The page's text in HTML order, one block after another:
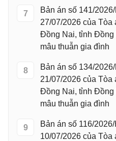
7
Bản án số 141/
27/07/2026 của Tòa
Đồng Nai, tỉnh Đồng
mâu thuẫn gia đình
8
Bản án số 134/
21/07/2026 của Tòa
Đồng Nai, tỉnh Đồng
mâu thuẫn gia đình
9
Bản án số 116/
10/07/2026 của Tòa